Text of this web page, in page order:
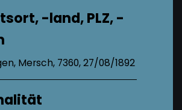
-land, PLZ, -
Mersch, 7360, 27/08/1892